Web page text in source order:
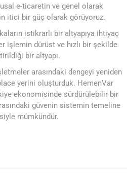
e-ticaretin ve genel olarak
itici bir güç olarak görüyoruz.
istikrarlı bir altyapıya ihtiyaç
işlemin dürüst ve hızlı bir şekilde
bir altyapı.
arasındaki dengeyi yeniden
yerini oluşturduk. HemenVar
ekonomisinde sürdürülebilir bir
güvenin sistemin temeline
mümkündür.